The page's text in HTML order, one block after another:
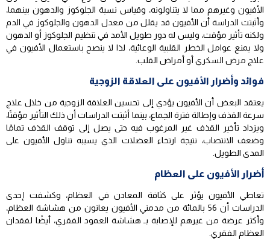
الأفيون وغيرهم مما لا يتناولونه، وقياس نسبة الجلوكوز والدهون بينهما،
وأثبتت الدراسة أن الأفيون قد يقلل من معدل الدهون والجلوكوز في الدم
ولكنه تأثير مؤقت، وليس له دور طويل الأمد في تنظيم الجلوكوز أو الدهون
ولا يمنع عوامل الخطر القلبية الوعائية، لذا لا ينصح باستعمال الأفيون في
علاج مرض السكري أو أمراض القلب.
فوائد وأضرار الأفيون على العلاقة الزوجية
يعتقد البعض أن الأفيون يؤدي إلى تحسين العلاقة الزوجية من خلال علاج
سرعة القذف وإطالة فترة الجماع، بينما أثبتت الدراسات أن ذلك التأثير مؤقتًا،
ويزداد تأخير القذف غير المرغوب فيه حتى يصل إلى توقف القذف تمامًا
وضعف الانتصاب، نتيجة ارتخاء العضلات الذي يسببه تناول الأفيون على
المدى الطويل.
أضرار الأفيون على العظام
تعاطي الأفيون يؤثر على كثافة المعادن في العظام، وكشفت إحدى
الدراسات أن 56 بالمائة من مدمني الأفيون يعانون من هشاشة العظام،
وأكثر عرضة من غيرهم للإصابة بـ هشاشة العمود الفقري، أيضًا لفقدان
العظام الفقري.